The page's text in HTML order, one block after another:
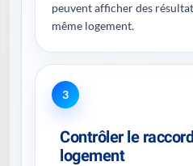
peuvent afficher des
même logement.
3
Contrôler le
logement